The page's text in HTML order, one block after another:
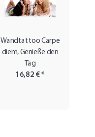
Wandtattoo Carpe
diem, Genieße den
Tag
16,82 €*